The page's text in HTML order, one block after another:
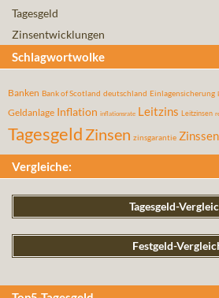
Tagesgeld
Zinsentwicklungen
Schlagwortwolke
Banken Bank of Scotland deutschland Einlagensicherung
Geldanlage Inflation inflationsrate Leitzins Leitzinsen
Tagesgeld Zinsen zinsgarantie
Vergleiche:
Tagesgeld-
Festgeld-